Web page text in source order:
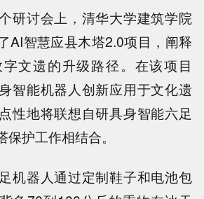
研讨会上，清华大学建筑学院
AI智慧应县木塔2.0项目，阐释
文遗的升级路径。在该项目
智能机器人创新应用于文化遗
性地将联想自研具身智能六足
护工作相结合。
机器人通过定制鞋子和电池包